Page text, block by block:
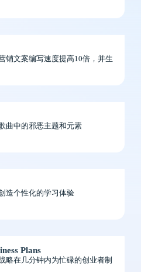
销文案编写速度提高10倍，并生
曲中的邪恶主题和元素
造个性化的学习体验
Plans
略在几分钟内为忙碌的创业者制